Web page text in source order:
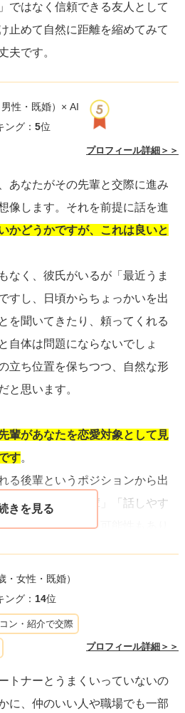
ではなく信頼できる友人として
止めて自然に距離を縮めてみて
夫です。
男性・既婚）× AI
グ： 5位
プロフィール詳細＞＞
あなたがその先輩と交際に進み
像します。それを前提に話を進
かどうかですが、これは良いと
なく、彼氏がいるが「最近うま
すし、日頃からちょっかいを出
を聞いてきたり、頼ってくれる
自体は問題にならないでしょ
立ち位置を保ちつつ、自然な形
と思います。
輩があなたを恋愛対象として見
す。
る後輩というポジションから出
し、「ただの後輩」「話しやす
いに思われている可能性もあり
るので、焦らず様子を見ること
意を一旦隠しつつ、彼氏との交
ましょう
話がどう出るか、頻度や態度、
き出してみてください。彼氏と
・女性・既婚）
グ： 14位
ン・紹介で交際
プロフィール詳細＞＞
トナーとうまくいっていないの
に、仲のいい人や職場でも一部